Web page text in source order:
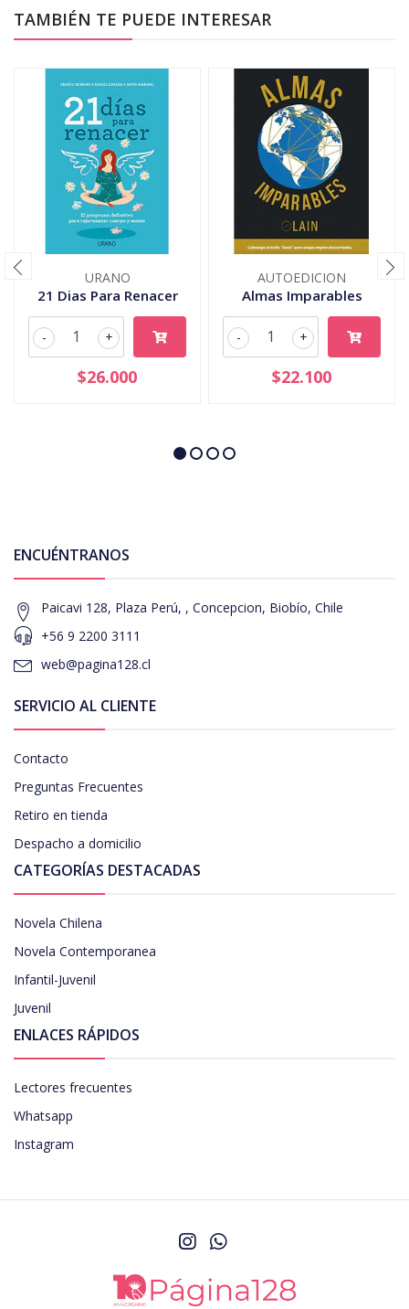
TAMBIÉN TE PUEDE INTERESAR
URANO
21 Dias Para Renacer
+
-
$26.000
AUTOEDICION
Almas Imparables
+
-
$22.100
ENCUÉNTRANOS
Paicavi 128, Plaza Perú, , Concepcion, Biobío, Chile
+56 9 2200 3111
web@pagina128.cl
SERVICIO AL CLIENTE
Contacto
Preguntas Frecuentes
Retiro en tienda
Despacho a domicilio
CATEGORÍAS DESTACADAS
Novela Chilena
Novela Contemporanea
Infantil-Juvenil
Juvenil
ENLACES RÁPIDOS
Lectores frecuentes
Whatsapp
Instagram